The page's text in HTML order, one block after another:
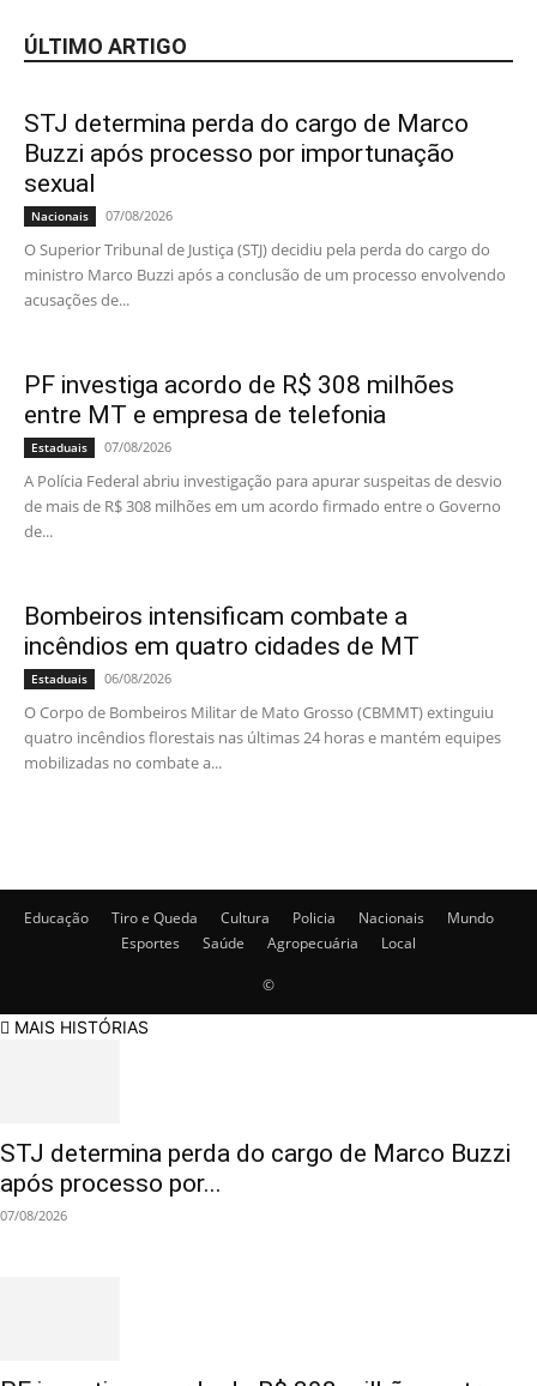
ÚLTIMO ARTIGO
STJ determina perda do cargo de Marco
Buzzi após processo por importunação
sexual
Nacionais 07/08/2026
O Superior Tribunal de Justiça (STJ) decidiu pela perda do cargo do
ministro Marco Buzzi após a conclusão de um processo envolvendo
acusações de...
PF investiga acordo de R$ 308 milhões
entre MT e empresa de telefonia
Estaduais 07/08/2026
A Polícia Federal abriu investigação para apurar suspeitas de desvio
de mais de R$ 308 milhões em um acordo firmado entre o Governo
de...
Bombeiros intensificam combate a
incêndios em quatro cidades de MT
Estaduais 06/08/2026
O Corpo de Bombeiros Militar de Mato Grosso (CBMMT) extinguiu
quatro incêndios florestais nas últimas 24 horas e mantém equipes
mobilizadas no combate a...
Educação Tiro e Queda Cultura Policia Nacionais
Mundo
Esportes
Saúde Agropecuária Local
©
MAIS HISTÓRIAS
STJ determina perda do cargo de Marco Buzzi
após processo por...
07/08/2026